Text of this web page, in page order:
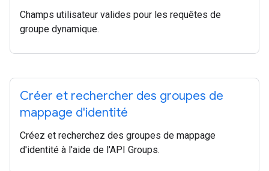
Champs utilisateur valides pour les requêtes de
groupe dynamique.
Créer et rechercher des groupes de
mappage d'identité
Créez et recherchez des groupes de mappage
d'identité à l'aide de l'API Groups.